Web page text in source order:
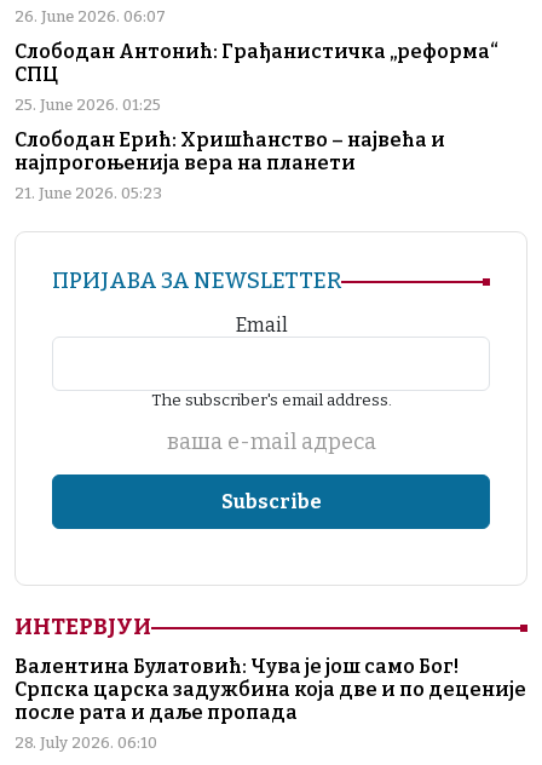
26. June 2026. 06:07
Слободан Антонић: Грађанистичка „реформа“
СПЦ
25. June 2026. 01:25
Слободан Ерић: Хришћанство – највећа и
најпрогоњенија вера на планети
21. June 2026. 05:23
ПРИЈАВА ЗА NEWSLETTER
Email
The subscriber's email address.
ваша е-mail адреса
ИНТЕРВЈУИ
Валентина Булатовић: Чува је још само Бог!
Српска царска задужбина која две и по деценије
после рата и даље пропада
28. July 2026. 06:10